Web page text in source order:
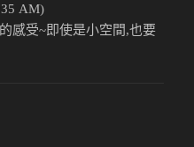
AM)
感受~即使是小空間,也要